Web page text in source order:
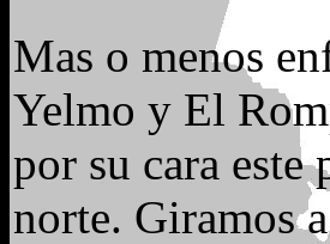
Mas o menos
Yelmo y El
por su cara este
norte. Giramos